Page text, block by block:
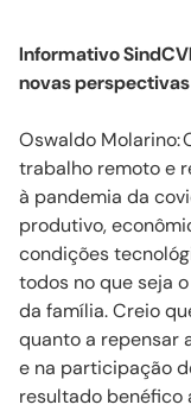
Informativo
novas
Oswaldo Molarino:
trabalho remoto e
à pandemia da
produtivo,
condições
todos no que seja
da família. Creio
quanto a repensar
e na participação
resultado benéfico